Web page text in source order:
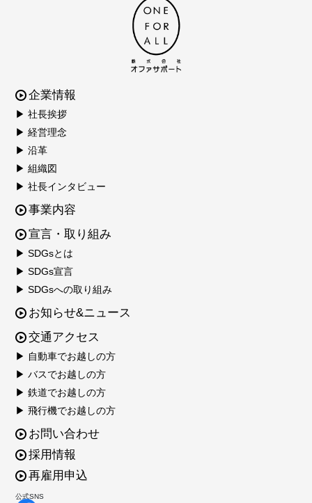
企業情報
▶ 社長挨拶
▶ 経営理念
▶ 沿革
▶ 組織図
▶ 社長インタビュー
事業内容
宣言・取り組み
▶ SDGsとは
▶ SDGs宣言
▶ SDGsへの取り組み
お知らせ&ニュース
交通アクセス
▶ 自動車でお越しの方
▶ バスでお越しの方
▶ 鉄道でお越しの方
▶ 飛行機でお越しの方
お問い合わせ
採用情報
再雇用申込
公式SNS